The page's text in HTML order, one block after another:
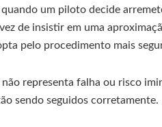
quando um piloto decide
de insistir em uma
pelo procedimento mais
representa falha ou risco
sendo seguidos corretamente.